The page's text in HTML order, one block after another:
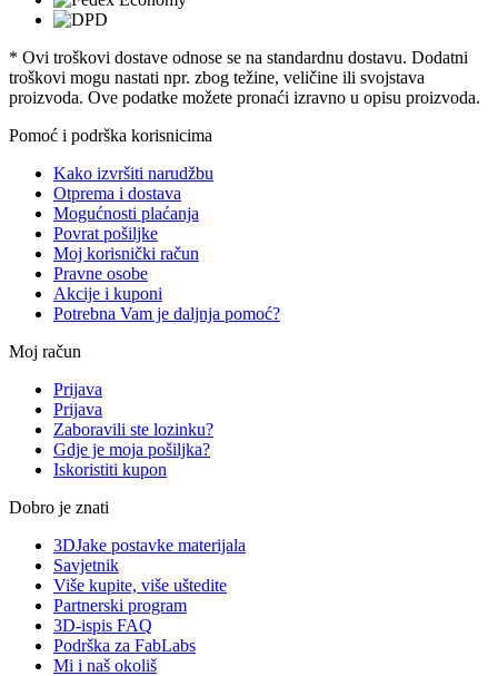
* Ovi troškovi dostave odnose se na standardnu ​​dostavu. Dodatni
troškovi mogu nastati npr. zbog težine, veličine ili svojstava
proizvoda. Ove podatke možete pronaći izravno u opisu proizvoda.
Pomoć i podrška korisnicima
Kako izvršiti narudžbu
Otprema i dostava
Mogućnosti plaćanja
Povrat pošiljke
Moj korisnički račun
Pravne osobe
Akcije i kuponi
Potrebna Vam je daljnja pomoć?
Moj račun
Prijava
Prijava
Zaboravili ste lozinku?
Gdje je moja pošiljka?
Iskoristiti kupon
Dobro je znati
3DJake postavke materijala
Savjetnik
Više kupite, više uštedite
Partnerski program
3D-ispis FAQ
Podrška za FabLabs
Mi i naš okoliš